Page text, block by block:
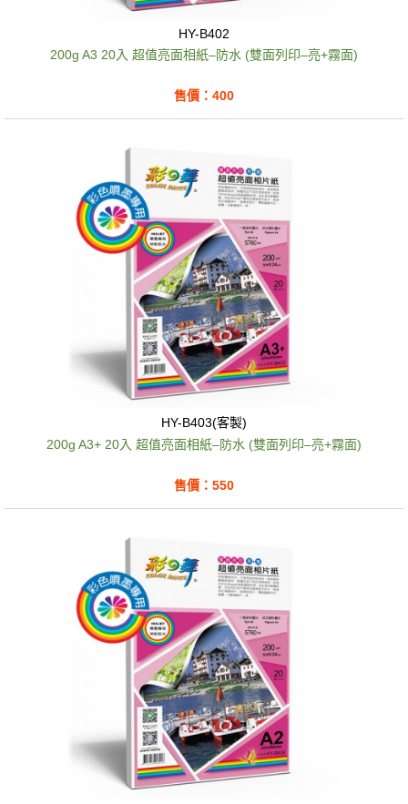
HY-B402
200g A3 20入 超值亮面相紙–防水 (雙面列印–亮+霧面)
售價：400
HY-B403(客製)
200g A3+ 20入 超值亮面相紙–防水 (雙面列印–亮+霧面)
售價：550